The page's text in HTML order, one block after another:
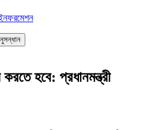
ইনফরমেশন
করতে হবে: প্রধানমন্ত্রী